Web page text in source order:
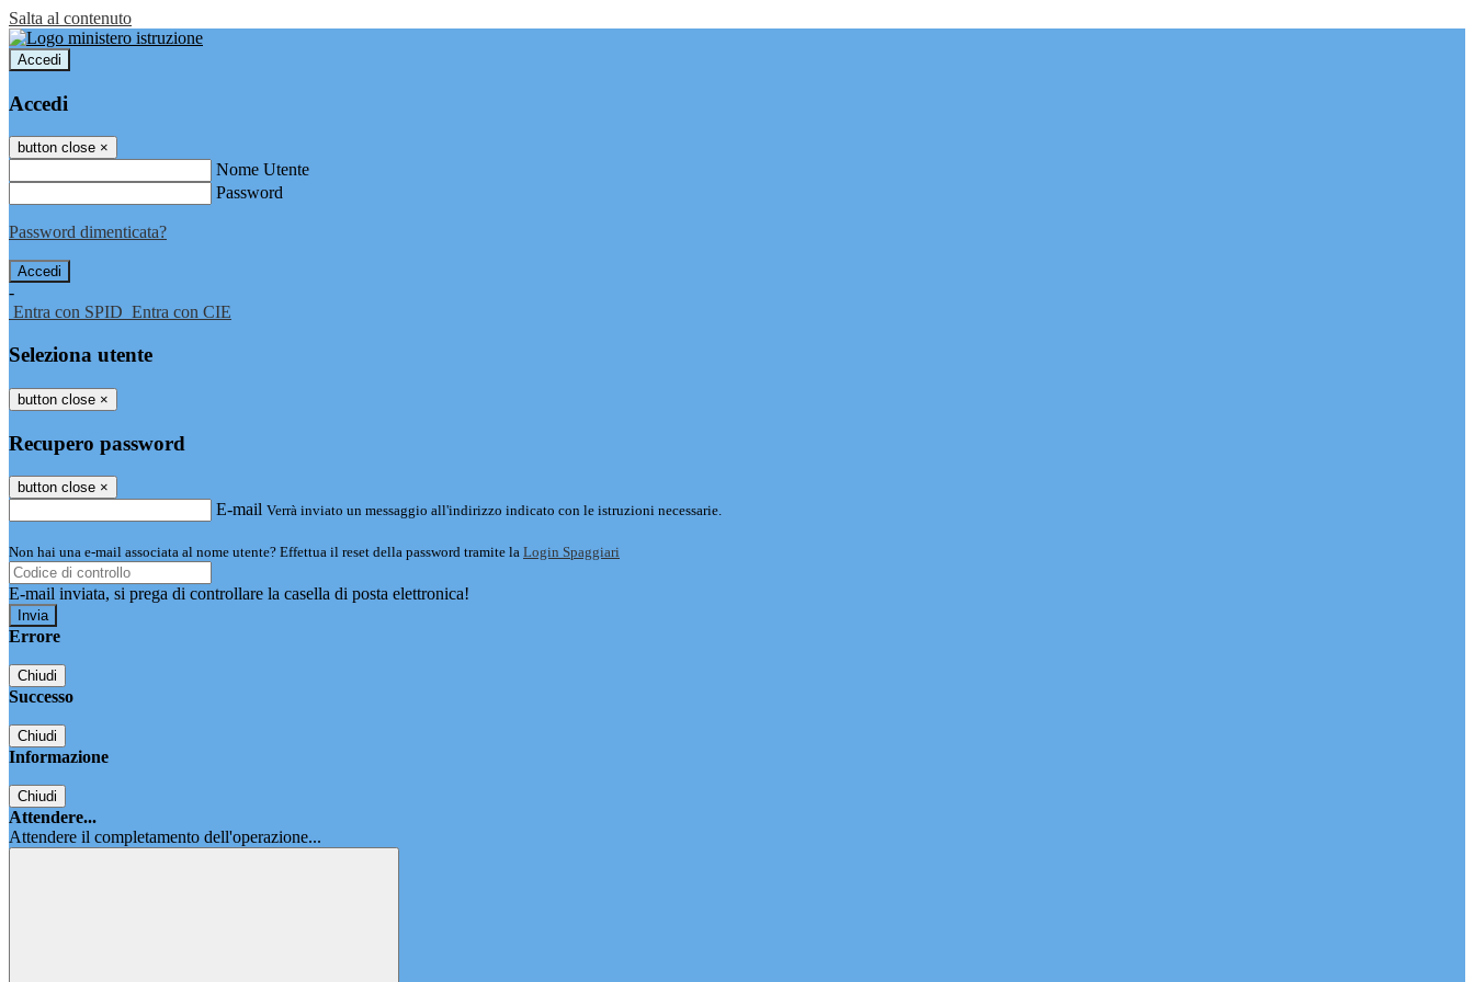
Salta al contenuto
Accedi
Accedi
button close ×
Nome Utente
Password
Password dimenticata?
-
Entra con SPID Entra con CIE
Seleziona utente
button close ×
Recupero password
button close ×
E-mail Verrà inviato un messaggio all'indirizzo indicato con le istruzioni necessarie.
Non hai una e-mail associata al nome utente? Effettua il reset della password tramite la Login Spaggiari
E-mail inviata, si prega di controllare la casella di posta elettronica!
Errore
Chiudi
Successo
Chiudi
Informazione
Chiudi
Attendere...
Attendere il completamento dell'operazione...